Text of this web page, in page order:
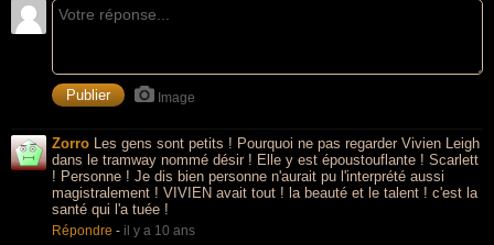
Image
Zorro Les gens sont petits ! Pourquoi ne pas regarder Vivien Leigh
dans le tramway nommé désir ! Elle y est époustouflante ! Scarlett
! Personne ! Je dis bien personne n'aurait pu l'interprété aussi
magistralement ! VIVIEN avait tout ! la beauté et le talent ! c'est la
santé qui l'a tuée !
Répondre - il y a 10 ans